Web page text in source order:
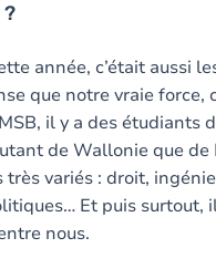
année, c’était aussi
que notre vraie force,
il y a des étudiants
de Wallonie que de
très variés : droit,
Et puis surtout,
nous.